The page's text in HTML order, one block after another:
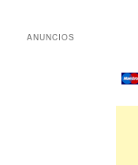
ANUNCIOS